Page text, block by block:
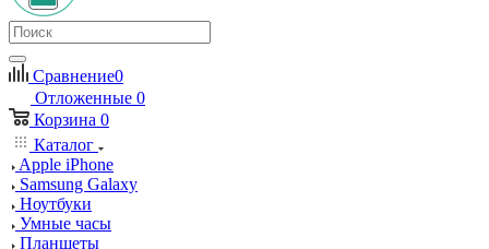
Сравнение0
Отложенные 0
Корзина 0
Каталог
Apple iPhone
Samsung Galaxy
Ноутбуки
Умные часы
Планшеты